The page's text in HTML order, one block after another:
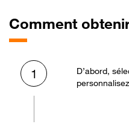
Comment
1
D’abord,